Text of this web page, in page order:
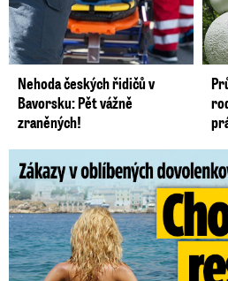
Nehoda českých řidičů v
Bavorsku: Pět vážně
zraněných!
Zákazy v dovolenkových rájích: